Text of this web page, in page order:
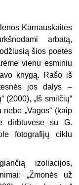
Karnauskaitės
arbatą,
šios poetės
vienu esminiu
knygą. Rašo iš
jos dalys –
(2000), „Iš smilčių“
„Vagos“ (kaip
dirbtuvėse su G.
fotografijų ciklu
izoliacijos,
„Žmonės už